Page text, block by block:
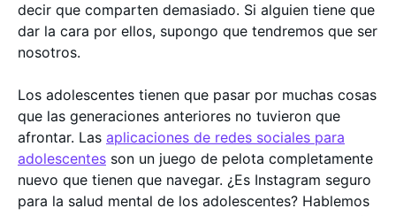
decir que comparten demasiado. Si alguien tiene que
dar la cara por ellos, supongo que tendremos que ser
nosotros.
Los adolescentes tienen que pasar por muchas cosas
que las generaciones anteriores no tuvieron que
afrontar. Las aplicaciones de redes sociales para
adolescentes son un juego de pelota completamente
nuevo que tienen que navegar. ¿Es Instagram seguro
para la salud mental de los adolescentes? Hablemos